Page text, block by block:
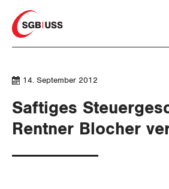
Home
THEMEN
14. September 2012
Saftiges
Rentner Blocher